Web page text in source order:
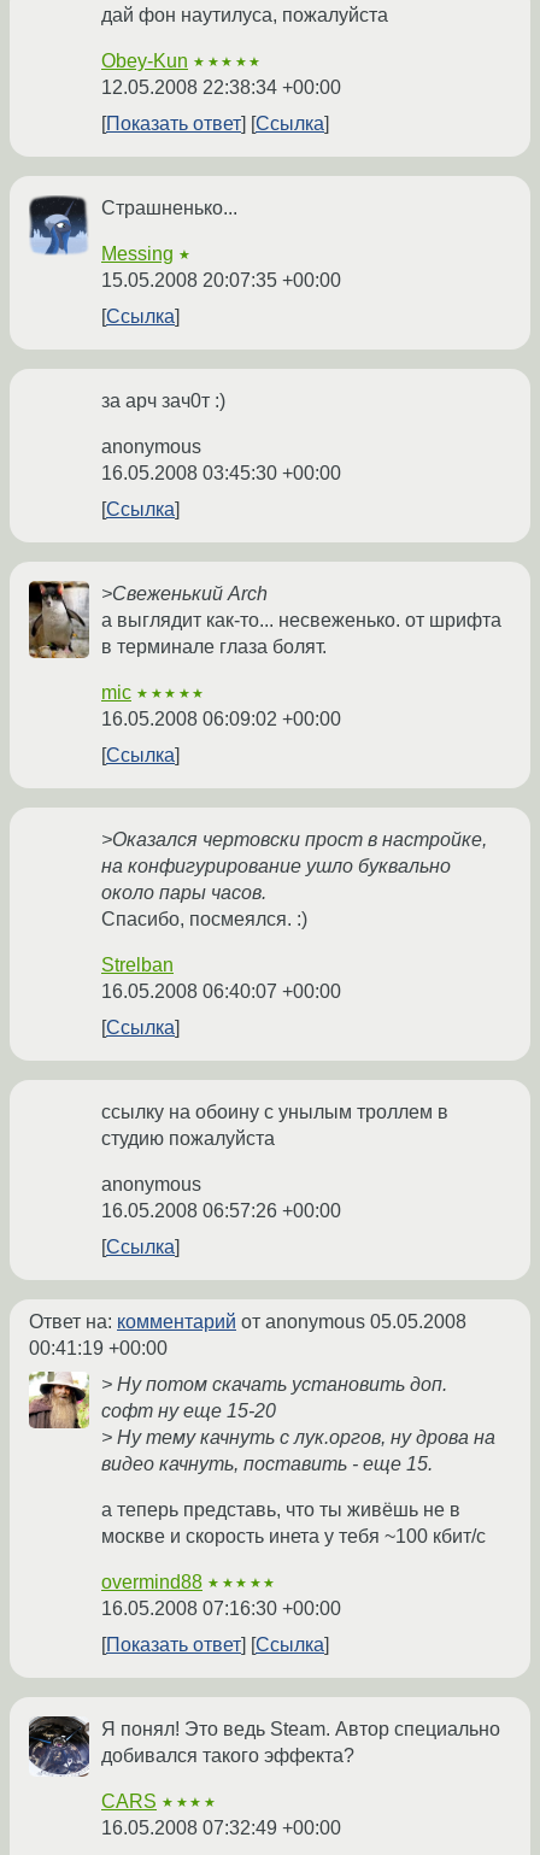
дай фон наутилуса, пожалуйста
Obey-Kun ★★★★★
12.05.2008 22:38:34 +00:00
Показать ответ
Ссылка
Страшненько...
Messing ★
15.05.2008 20:07:35 +00:00
Ссылка
за арч зач0т :)
anonymous
16.05.2008 03:45:30 +00:00
Ссылка
>Свеженький Arch
а выглядит как-то... несвеженько. от шрифта
в терминале глаза болят.
mic ★★★★★
16.05.2008 06:09:02 +00:00
Ссылка
>Оказался чертовски прост в настройке,
на конфигурирование ушло буквально
около пары часов.
Спасибо, посмеялся. :)
Strelban
16.05.2008 06:40:07 +00:00
Ссылка
ссылку на обоину с унылым троллем в
студию пожалуйста
anonymous
16.05.2008 06:57:26 +00:00
Ссылка
Ответ на: комментарий от anonymous 05.05.2008
00:41:19 +00:00
> Ну потом скачать установить доп.
софт ну еще 15-20
> Ну тему качнуть с лук.оргов, ну дрова на
видео качнуть, поставить - еще 15.
а теперь представь, что ты живёшь не в
москве и скорость инета у тебя ~100 кбит/с
overmind88 ★★★★★
16.05.2008 07:16:30 +00:00
Показать ответ
Ссылка
Я понял! Это ведь Steam. Автор специально
добивался такого эффекта?
CARS ★★★★
16.05.2008 07:32:49 +00:00